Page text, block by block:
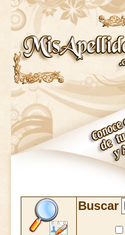
Buscar